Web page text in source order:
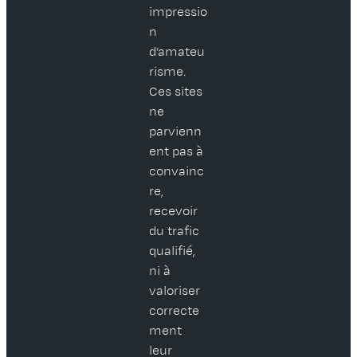
impressio
n
d’amateu
risme.
Ces sites
ne
parvienn
ent pas à
convainc
re,
recevoir
du trafic
qualifié,
ni à
valoriser
correcte
ment
leur